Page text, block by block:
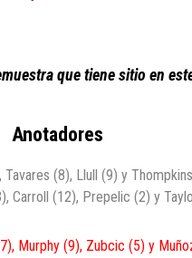
que tiene sitio en
Anotadores
Tavares (8), Llull (9) y
Carroll (12), Prepelic (2) y
Murphy (9), Zubcic (5) y